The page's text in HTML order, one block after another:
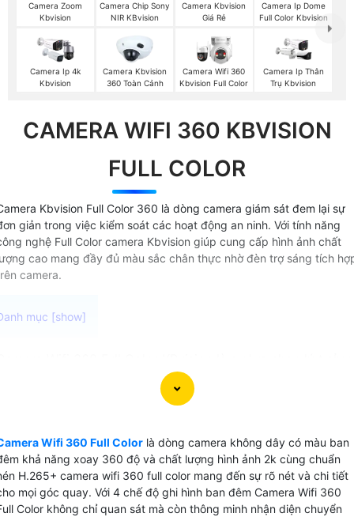
Camera Zoom
Kbvision
Camera Chip Sony
NIR KBvision
Camera Kbvision
Giá Rẻ
Camera Ip Dome
Full Color Kbvision
Camera Ip 4k
Kbvision
Camera Kbvision
360 Toàn Cảnh
Camera Wifi 360
Kbvision Full Color
Camera Ip Thân
Trụ Kbvision
CAMERA WIFI 360 KBVISION
FULL COLOR
Kbvision Full Color 360 là dòng camera giám sát đem lại sự
giản trong việc kiểm soát các hoạt động an ninh. Với tính năng
nghệ Full Color camera Kbvision giúp cung cấp hình ảnh chất
cao mang đầy đủ màu sắc chân thực nhờ đèn trợ sáng tích
camera.
các bạn có nhu cầu giám sát ban đêm Với khả năng kết
không dây và xoay 360 độ, camera này cung cấp khả
báo động chống trộm phát hiện chuyển động và bám
đối tượng giúp bạn dễ dàng theo dõi mọi hoạt động
mà không bỏ lỡ bất kỳ sự kiện nào. Với khả năng
trữ dữ liệu trên thẻ nhớ tối đa 512GB và chuẩn nén
camera giúp tiết kiệm băng thông và dung lượng
Wifi 360 Full Color là dòng camera không dây có màu ban
khả năng xoay 360 độ và chất lượng hình ảnh 2k cùng chuẩn
H.265+ camera wifi 360 full color mang đến sự rõ nét và chi tiết
mọi góc quay. Với 4 chế độ ghi hình ban đêm Camera Wifi 360
Color không chỉ quan sát mà còn thông minh nhận diện chuyển